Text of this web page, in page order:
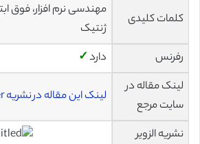
کلمات کلیدی
مهندسی نرم افزار، فوق
ژنتیک
رفرنس
دارد✓
لینک مقاله در
سایت مرجع
لینک این مقاله در نشریه Elsevier
نشریه الزویر